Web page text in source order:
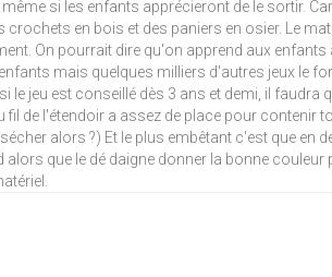
si les enfants apprécieront de le sortir.
en bois et des paniers en osier. Le
On pourrait dire qu'on apprend aux
mais quelques milliers d'autres jeux le
le jeu est conseillé dès 3 ans et demi, il faudra
fil de l'étendoir a assez de place pour contenir
alors ?) Et le plus embêtant c'est que en
que le dé daigne donner la bonne couleur